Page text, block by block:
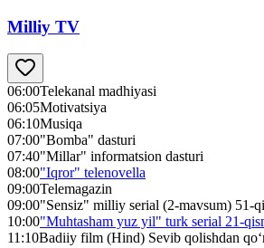
Milliy TV
06:00Telekanal madhiyasi
06:05Motivatsiya
06:10Musiqa
07:00"Bomba" dasturi
07:40"Millar" informatsion dasturi
08:00"Iqror" telenovella
09:00Telemagazin
09:00"Sensiz" milliy serial (2-mavsum) 51-
10:00"Muhtasham yuz yil" turk serial 21-
11:10Badiiy film (Hind) Sevib qolishdan